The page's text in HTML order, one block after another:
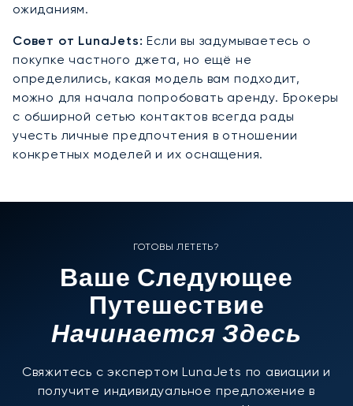
ожиданиям.
Совет от LunaJets:Если вы задумываетесь о
покупке частного джета, но ещё не
определились, какая модель вам подходит,
можно для начала попробовать аренду. Брокеры
с обширной сетью контактов всегда рады
учесть личные предпочтения в отношении
конкретных моделей и их оснащения.
ГОТОВЫ ЛЕТЕТЬ?
Ваше Следующее
Путешествие
Начинается Здесь
Свяжитесь с экспертом LunaJets по авиации и
получите индивидуальное предложение в